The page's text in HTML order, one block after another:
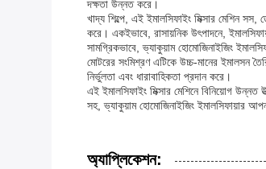
দক্ষতা উন্নত করে।
খাদ্য শিল্পে, এই ইমালসিফাইং মিক্সার মেশিন
করে। একইভাবে, রাসায়নিক উৎপাদনে,
সামগ্রিকভাবে, ভ্যাকুয়াম হোমোজিনাইজিং
মোটরের সংমিশ্রণ এটিকে উচ্চ-মানের ইমালসন
নির্ভুলতা এবং ধারাবাহিকতা প্রদান করে।
এই ইমালসিফাইং মিক্সার মেশিনে বিনিয়োগ
সহ, ভ্যাকুয়াম হোমোজিনাইজিং ইমালসিফায়ার
অ্যাপ্লিকেশন: